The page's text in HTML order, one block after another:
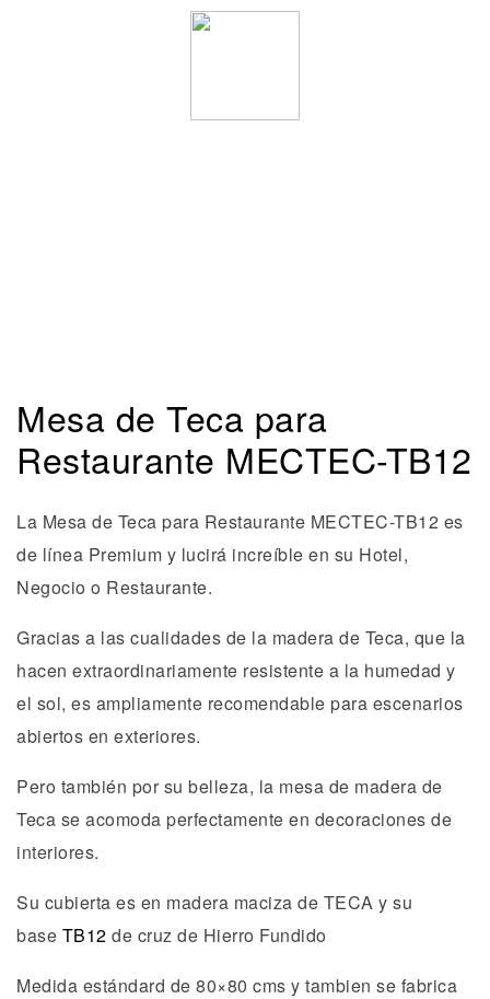
Mesa de Teca para
Restaurante MECTEC-TB12
La Mesa de Teca para Restaurante MECTEC-TB12 es
de línea Premium y lucirá increíble en su Hotel,
Negocio o Restaurante.
Gracias a las cualidades de la madera de Teca, que la
hacen extraordinariamente resistente a la humedad y
el sol, es ampliamente recomendable para escenarios
abiertos en exteriores.
Pero también por su belleza, la mesa de madera de
Teca se acomoda perfectamente en decoraciones de
interiores.
Su cubierta es en madera maciza de TECA y su
base TB12 de cruz de Hierro Fundido
Medida estándard de 80×80 cms y tambien se fabrica